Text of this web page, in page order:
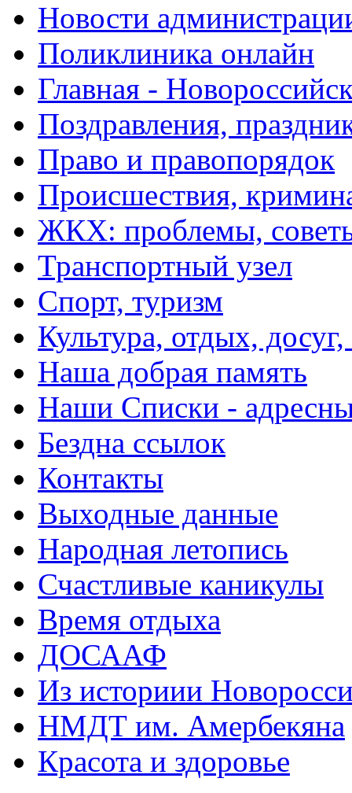
Новости
Поликлиника онлайн
Главная -
Поздравления,
Право и правопорядок
Происшествия,
ЖКХ: проблемы,
Транспортный узел
Спорт, туризм
Культура, отдых,
Наша добрая память
Наши Списки -
Бездна ссылок
Контакты
Выходные данные
Народная летопись
Счастливые каникулы
Время отдыха
ДОСААФ
Из историии
НМДТ им. Амербекяна
Красота и здоровье